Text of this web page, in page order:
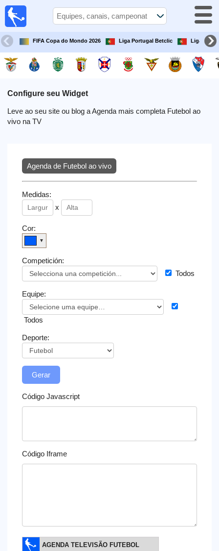
FIFA Copa do Mondo 2026 Liga Portugal Betclic Liga
Configure seu Widget
Leve ao seu site ou blog a Agenda mais completa Futebol ao
vivo na TV
Agenda de Futebol ao vivo
Medidas:
x
Cor:
▼
Competición:
Todos
Equipe:
Todos
Deporte:
Gerar
Código Javascript
Código Iframe
Futebol
Guia de
Jogos na TV
Jogos
Equipes
Canais
Notícias